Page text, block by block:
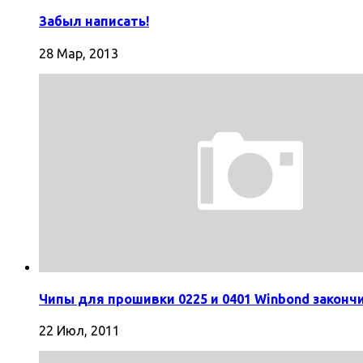
Забыл написать!
28 Мар, 2013
Чипы для прошивки 0225 и 0401 Winbond
22 Июл, 2011